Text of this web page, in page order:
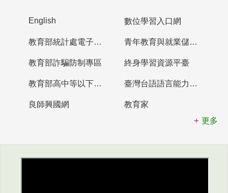
English 數位學習入口網
教育部統計處電子書櫃 青年教育與就業儲蓄帳戶
教育部詐騙防制專區 終身學習資源平臺
教育部高中等以下學校及幼兒園教師資格檢定考試 臺灣台語語言能力認證網站
良師興國網
教育家
更多